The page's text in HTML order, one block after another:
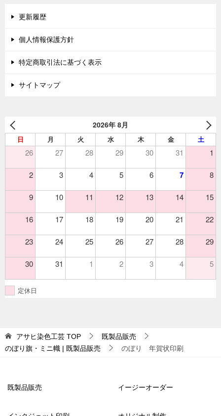
更新履歴
個人情報保護方針
特定商取引法に基づく表示
サイトマップ
2026年 8月
日 月 火 水 木 金 土
26 27 28 29 30 31 1
2 3 4 5 6 7 8
9 10 11 12 13 14 15
16 17 18 19 20 21 22
23 24 25 26 27 28 29
30 31 1 2 3 4 5
定休日
アサヒ染色工芸 TOP
既製品販売
のぼり旗・ミニ幟 | 既製品販売
のぼり 年賀状印刷
既製品販売 イージーオーダー